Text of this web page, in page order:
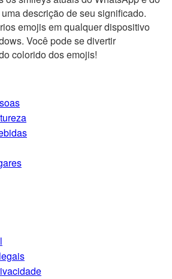
descrição de seu significado.
emojis em qualquer dispositivo
Você pode se divertir
colorido dos emojis!